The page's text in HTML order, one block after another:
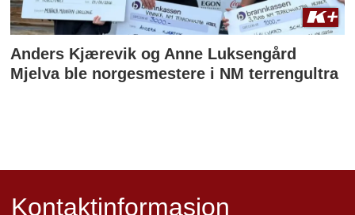
Anders Kjærevik og Anne Luksengård
Mjelva ble norgesmestere i NM terrengultra
Kontaktinformasjon